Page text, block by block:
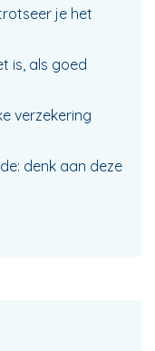
je het
is, als goed
verzekering
denk aan deze